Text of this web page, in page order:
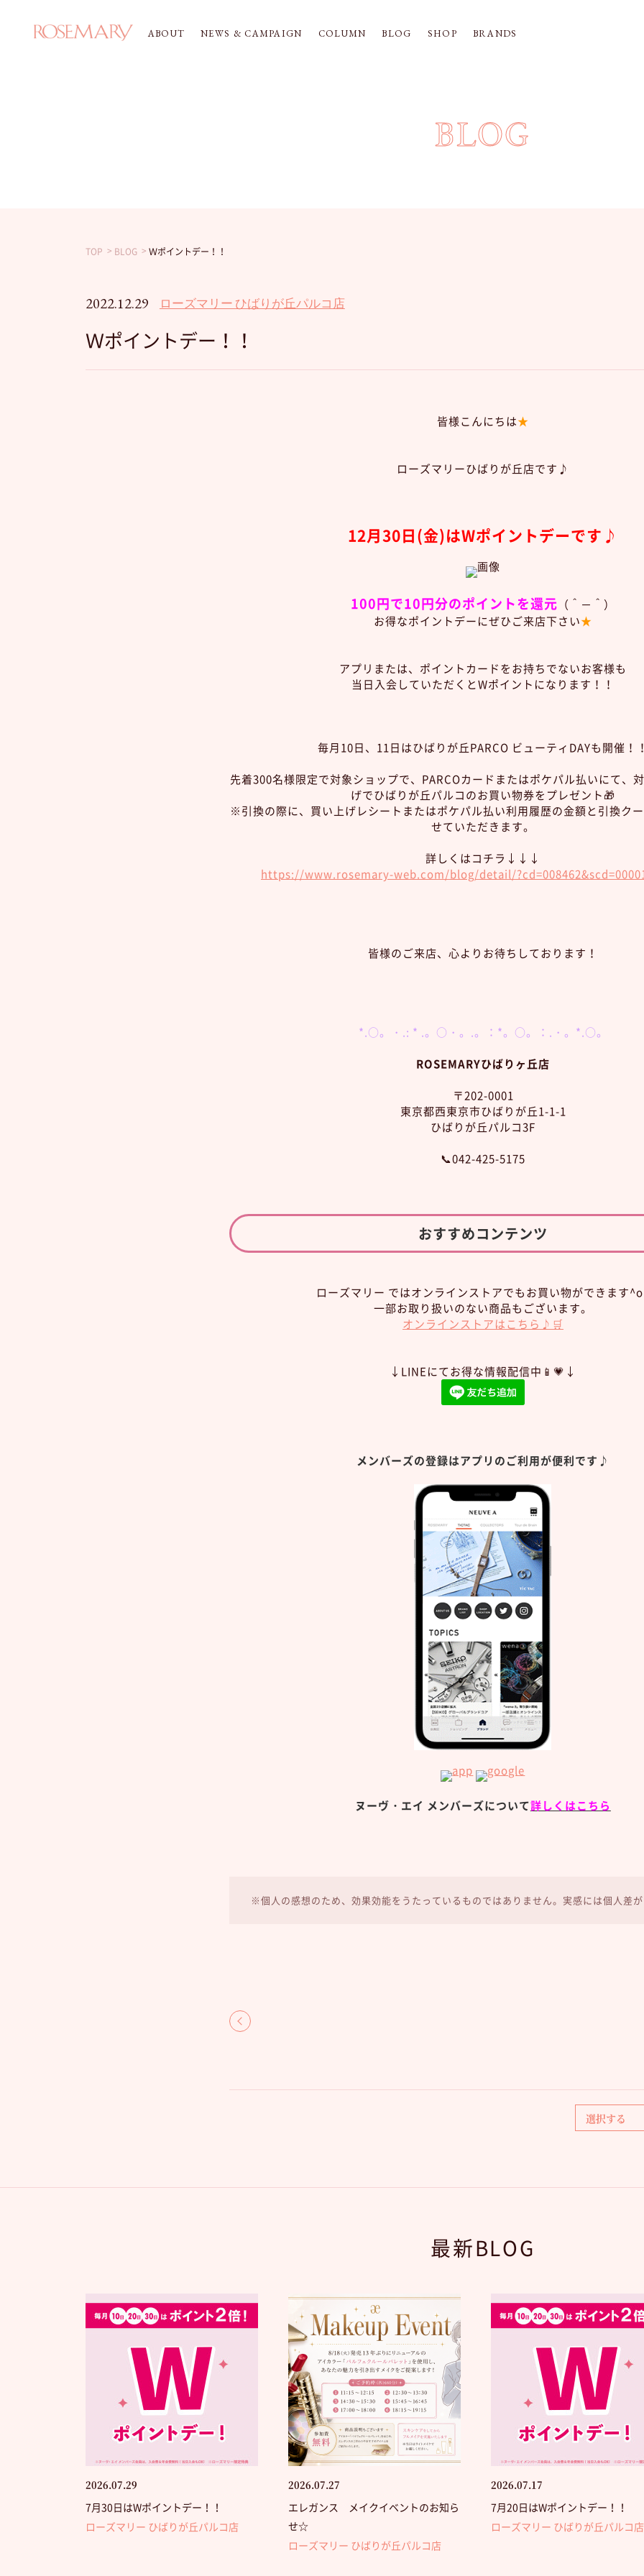
ABOUT NEWS & CAMPAIGN COLUMN BLOG SHOP BRANDS
BLOG
TOP BLOG Ｗポイントデー！！
2022.12.29 ローズマリー ひばりが丘パルコ店
Ｗポイントデー！！
皆様こんにちは★
ローズマリーひばりが丘店です♪
12月30日(金)はWポイントデーです♪
100円で10円分のポイントを還元 （＾－＾）
お得なポイントデーにぜひご来店下さい★
アプリまたは、ポイントカードをお持ちでないお客様も
当日入会していただくとWポイントになります！！
毎月10日、11日はひばりが丘PARCO ビューティDAYも開催！
先着300名様限定で対象ショップで、PARCOカードまたはポケパル払いにて、
げでひばりが丘パルコのお買い物券をプレゼント🎁
※引換の際に、買い上げレシートまたはポケパル払い利用履歴の金額と引換ク
せていただきます。
詳しくはコチラ↓↓↓
https://www.rosemary-web.com/blog/detail/
皆様のご来店、心よりお待ちしております！
*.○。・.: * .。○・。.。：*。○。：.・。*.○。
ROSEMARYひばりヶ丘店
〒202-0001
東京都西東京市ひばりが丘1-1-1
ひばりが丘パルコ3F
📞042-425-5175
おすすめコンテンツ
ローズマリー ではオンラインストアでもお買い物ができます
一部お取り扱いのない商品もございます。
オンラインストアはこちら♪🛒
↓LINEにてお得な情報配信中📱💗↓
メンバーズの登録はアプリのご利用が便利です♪
ヌーヴ・エイ メンバーズについて詳しくはこちら
※個人の感想のため、効果効能をうたっているものではありません。実感には個人差
最新BLOG
2026.07.29
7月30日はWポイントデー！！
ローズマリー ひばりが丘パルコ店
2026.07.27
エレガンス メイクイベントのお知ら
せ☆
ローズマリー ひばりが丘パルコ店
2026.07.17
7月20日はWポイントデー！！
ローズマリー ひばりが丘パルコ店